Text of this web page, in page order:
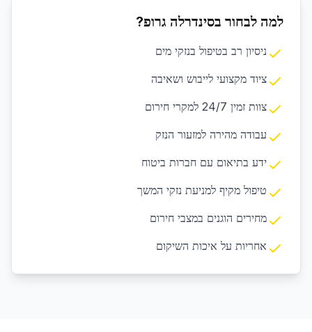
למה לבחור בסינדרלה גרופ?
ניסיון רב בטיפול בנזקי מים
ציוד מקצועי לייבוש ושאיבה
צוות זמין 24/7 למקרי חירום
עבודה מהירה למזעור הנזק
ידע בתיאום עם חברות ביטוח
טיפול מקיף למניעת נזקי המשך
מחירים הוגנים במצבי חירום
אחריות על איכות השיקום